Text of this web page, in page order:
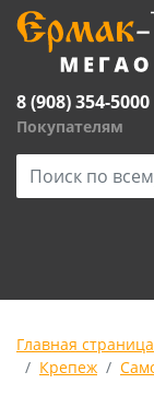
8 (908) 354-5000
Покупателям
Главная страница
Крепеж